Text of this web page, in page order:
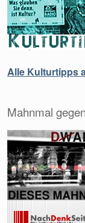
Alle Kulturtipps
Mahnmal